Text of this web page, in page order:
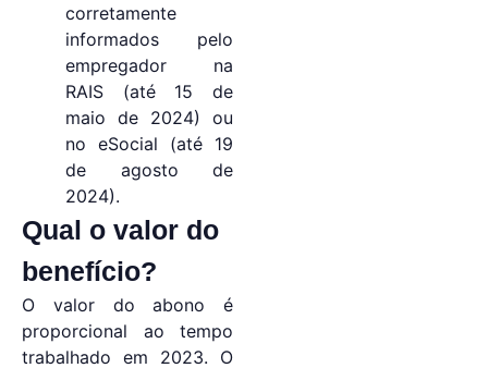
corretamente
informados pelo
empregador na
RAIS (até 15 de
maio de 2024) ou
no eSocial (até 19
de agosto de
2024).
Qual o valor do
benefício?
O valor do abono é
proporcional ao tempo
trabalhado em 2023. O